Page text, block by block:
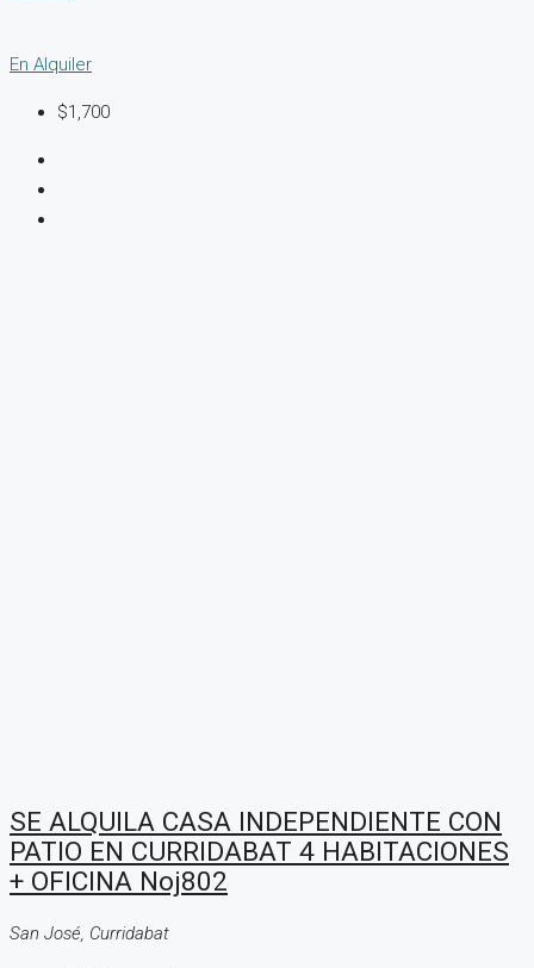
En Alquiler
$1,700
SE ALQUILA CASA INDEPENDIENTE CON
PATIO EN CURRIDABAT 4 HABITACIONES
+ OFICINA Noj802
San José, Curridabat